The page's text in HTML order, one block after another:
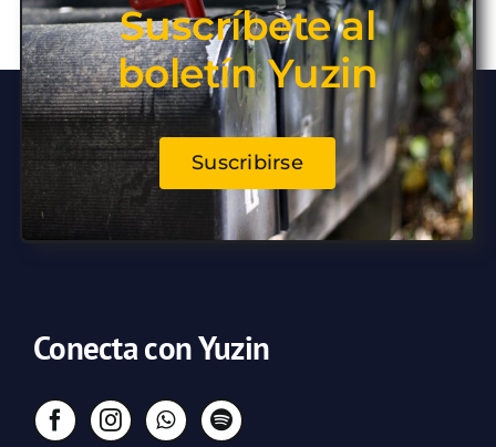
Suscríbete al
boletín Yuzin
Suscribirse
Conecta con Yuzin